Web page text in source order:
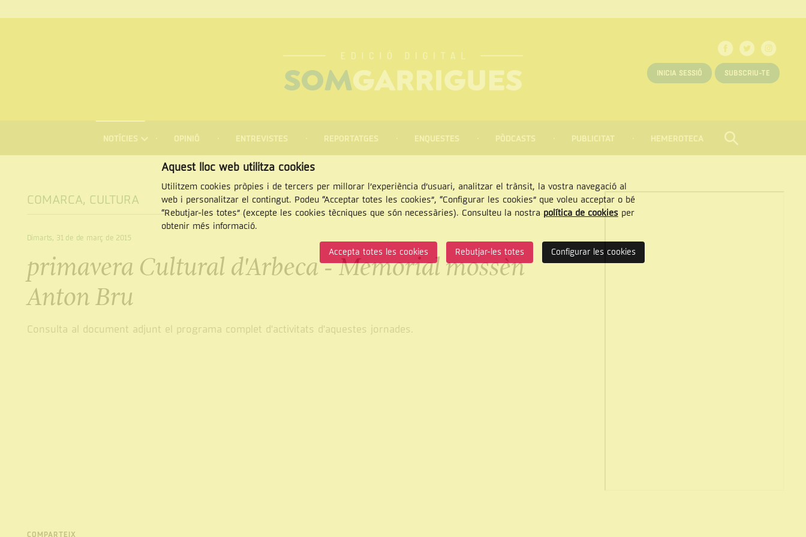
INICIA SESSIÓ SUBSCRIU-TE
NOTÍCIES OPINIÓ ENTREVISTES REPORTATGES ENQUESTES PÒDCASTS PUBLICITAT HEMEROTECA CERCAR
COMARCA, CULTURA
Dimarts, 31 de de març de 2015
primavera Cultural d'Arbeca - Memorial mossèn
Anton Bru
Consulta al document adjunt el programa complet d'activitats d'aquestes jornades.
COMPARTEIX
Aquest lloc web utilitza cookies
Utilitzem cookies pròpies i de tercers per millorar l’experiència d’usuari, analitzar el trànsit, la vostra navegació al
web i personalitzar el contingut. Podeu “Acceptar totes les cookies”, “Configurar les cookies” que voleu acceptar o bé
“Rebutjar-les totes” (excepte les cookies tècniques que són necessàries). Consulteu la nostra política de cookiesper
obtenir més informació.
Accepta totes les cookies Rebutjar-les totes Configurar les cookies